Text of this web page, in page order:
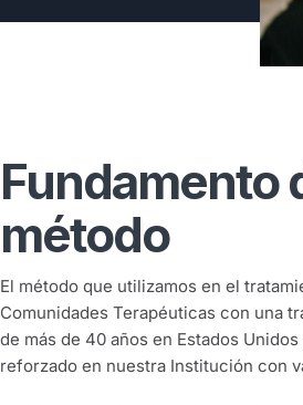
Fundamento
método
El método que utilizamos en el
Comunidades Terapéuticas con una
de más de 40 años en Estados
reforzado en nuestra Institución con